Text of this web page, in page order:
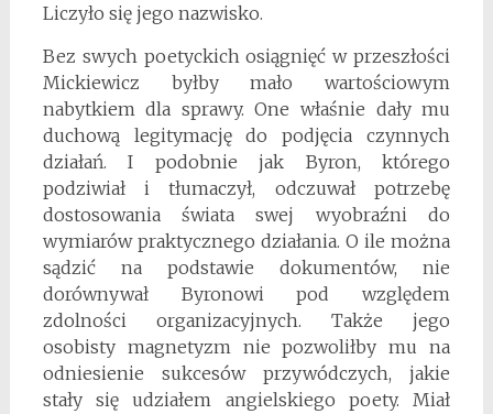
Liczyło się jego nazwisko.
Bez swych poetyckich osiągnięć w przeszłości
Mickiewicz byłby mało wartościowym
nabytkiem dla sprawy. One właśnie dały mu
duchową legitymację do podjęcia czynnych
działań. I podobnie jak Byron, którego
podziwiał i tłumaczył, odczuwał potrzebę
dostosowania świata swej wyobraźni do
wymiarów praktycznego działania. O ile można
sądzić na podstawie dokumentów, nie
dorównywał Byronowi pod względem
zdolności organizacyjnych. Także jego
osobisty magnetyzm nie pozwoliłby mu na
odniesienie sukcesów przywódczych, jakie
stały się udziałem angielskiego poety. Miał